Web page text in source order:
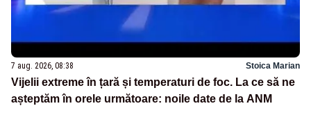
7 aug. 2026, 08:38 Stoica Marian
Vijelii extreme în țară și temperaturi de foc. La ce să ne
așteptăm în orele următoare: noile date de la ANM